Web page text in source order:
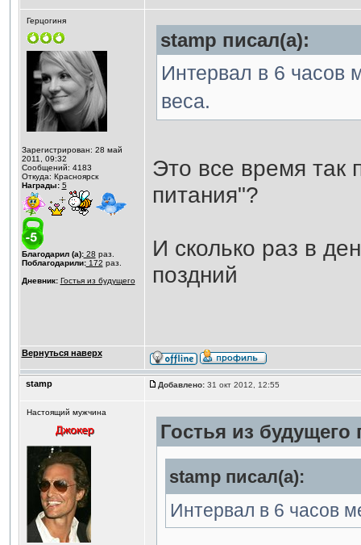
Герцогиня
Зарегистрирован: 28 май
2011, 09:32
Сообщений: 4183
Откуда: Красноярск
Награды: 5
Благодарил (а):28 раз.
Поблагодарили:172 раз.
Дневник: Гостья из будущего
stamp писал(а):
Интервал в 6 часов
веса.
Это все время так
питания"?
И сколько раз в
поздний
Вернуться наверх
stamp Добавлено:31 окт 2012, 12:55
Настоящий мужчина
Гостья из будущего
stamp писал(а):
Интервал в 6 часов